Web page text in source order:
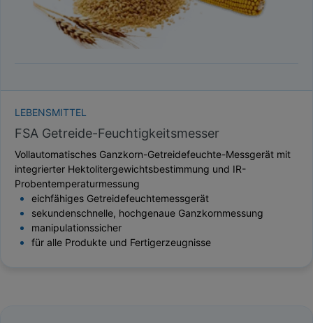
LEBENSMITTEL
FSA Getreide-Feuchtigkeitsmesser
Vollautomatisches Ganzkorn-Getreidefeuchte-Messgerät mit
integrierter Hektolitergewichtsbestimmung und IR-
Probentemperaturmessung
eichfähiges Getreidefeuchtemessgerät
sekundenschnelle, hochgenaue Ganzkornmessung
manipulationssicher
für alle Produkte und Fertigerzeugnisse